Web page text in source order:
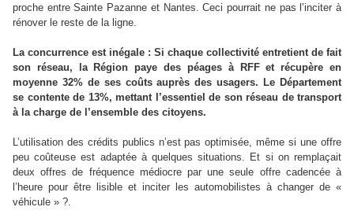
proche entre Sainte Pazanne et Nantes. Ceci pourrait ne pas l’inciter à
rénover le reste de la ligne.
La concurrence est inégale : Si chaque collectivité entretient de fait
son réseau, la Région paye des péages à RFF et récupère en
moyenne 32% de ses coûts auprès des usagers. Le Département
se contente de 13%, mettant l’essentiel de son réseau de transport
à la charge de l’ensemble des citoyens.
L’utilisation des crédits publics n’est pas optimisée, même si une offre
peu coûteuse est adaptée à quelques situations. Et si on remplaçait
deux offres de fréquence médiocre par une seule offre cadencée à
l’heure pour être lisible et inciter les automobilistes à changer de «
véhicule » ?.